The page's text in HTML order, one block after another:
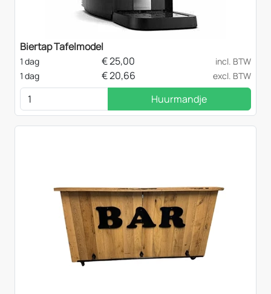
Biertap Tafelmodel
1 dag €25,00
incl. BTW
1 dag
€20,66 excl. BTW
Huurmandje